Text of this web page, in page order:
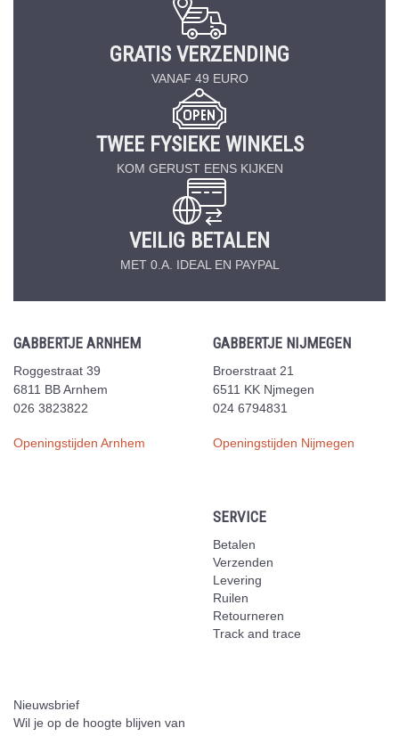
GRATIS VERZENDING
VANAF 49 EURO
TWEE FYSIEKE WINKELS
KOM GERUST EENS KIJKEN
VEILIG BETALEN
MET 0.A. IDEAL EN PAYPAL
GABBERTJE ARNHEM
Roggestraat 39
6811 BB Arnhem
026 3823822
Openingstijden Arnhem
GABBERTJE NIJMEGEN
Broerstraat 21
6511 KK Njmegen
024 6794831
Openingstijden Nijmegen
SERVICE
Betalen
Verzenden
Levering
Ruilen
Retourneren
Track and trace
Nieuwsbrief
Wil je op de hoogte blijven van